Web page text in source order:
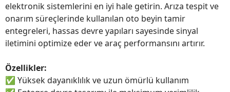
elektronik sistemlerini en iyi hale getirin. Arıza tespit ve
onarım süreçlerinde kullanılan oto beyin tamir
entegreleri, hassas devre yapıları sayesinde sinyal
iletimini optimize eder ve araç performansını artırır.
Özellikler:
✅ Yüksek dayanıklılık ve uzun ömürlü kullanım